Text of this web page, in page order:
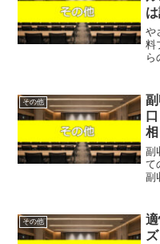
や
料
ら
げ
分
その他
副
て
副
と
に
その他